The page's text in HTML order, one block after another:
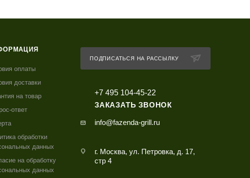
оплаты
доставки
на товар
ответ
обработки
данных
на обработку
данных
ПОДПИСАТЬСЯ НА РАССЫЛКУ
+7 495 104-45-22
ЗАКАЗАТЬ ЗВОНОК
info@fazenda-grill.ru
г. Москва, ул. Петровка, д. 17,
стр 4